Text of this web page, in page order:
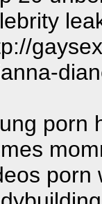
porn
porn